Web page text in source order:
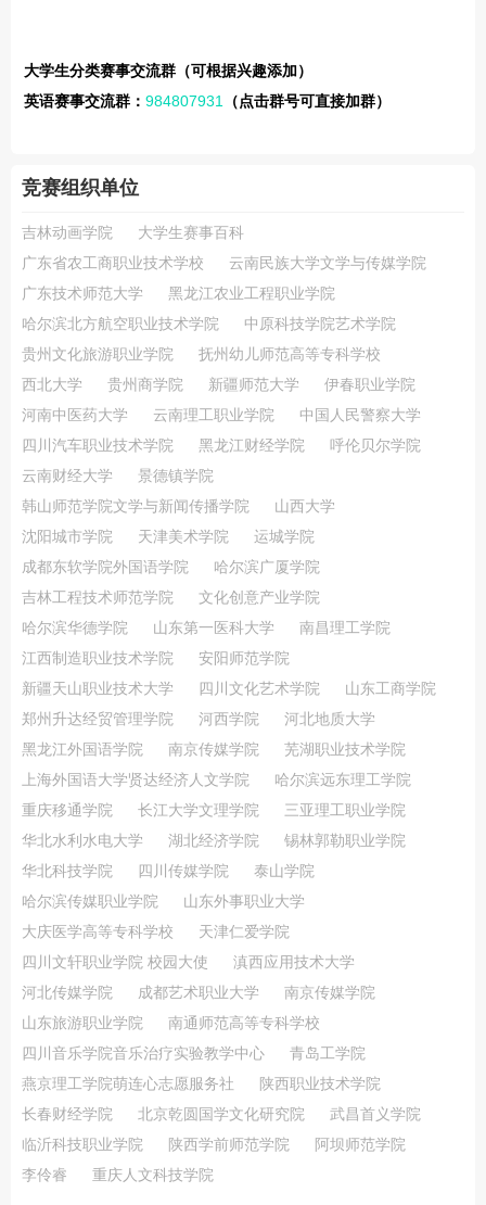
大学生分类赛事交流群（可根据兴趣添加）
英语赛事交流群： 984807931 （点击群号可直接加群）
竞赛组织单位
吉林动画学院
大学生赛事百科
广东省农工商职业技术学校
云南民族大学文学与传媒学院
广东技术师范大学
黑龙江农业工程职业学院
哈尔滨北方航空职业技术学院
中原科技学院艺术学院
贵州文化旅游职业学院
抚州幼儿师范高等专科学校
西北大学
贵州商学院 新疆师范大学
伊春职业学院
河南中医药大学
云南理工职业学院
中国人民警察大学
四川汽车职业技术学院
黑龙江财经学院
呼伦贝尔学院
云南财经大学
景德镇学院
韩山师范学院文学与新闻传播学院
山西大学
沈阳城市学院
天津美术学院
运城学院
成都东软学院外国语学院
哈尔滨广厦学院
吉林工程技术师范学院
文化创意产业学院
哈尔滨华德学院
山东第一医科大学
南昌理工学院
江西制造职业技术学院
安阳师范学院
新疆天山职业技术大学
四川文化艺术学院
山东工商学院
郑州升达经贸管理学院
河西学院
河北地质大学
黑龙江外国语学院
南京传媒学院
芜湖职业技术学院
上海外国语大学贤达经济人文学院
哈尔滨远东理工学院
重庆移通学院
长江大学文理学院
三亚理工职业学院
华北水利水电大学
湖北经济学院
锡林郭勒职业学院
华北科技学院
四川传媒学院
泰山学院
哈尔滨传媒职业学院
山东外事职业大学
大庆医学高等专科学校
天津仁爱学院
四川文轩职业学院 校园大使
滇西应用技术大学
河北传媒学院
成都艺术职业大学
南京传媒学院
山东旅游职业学院
南通师范高等专科学校
四川音乐学院音乐治疗实验教学中心
青岛工学院
燕京理工学院萌连心志愿服务社
陕西职业技术学院
长春财经学院
北京乾圆国学文化研究院
武昌首义学院
临沂科技职业学院
陕西学前师范学院
阿坝师范学院
李伶睿
重庆人文科技学院